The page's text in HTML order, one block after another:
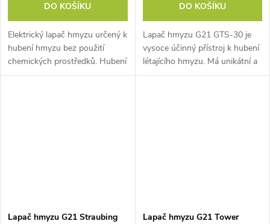
DO KOŠÍKU
Elektrický lapač hmyzu určený k
hubení hmyzu bez použití
chemických prostředků. Hubení
hmyzu vysokým napětím 2500
DO KOŠÍKU
Lapač hmyzu G21 GTS-30 je
vysoce účinný přístroj k hubení
létajícího hmyzu. Má unikátní a
precizně zpracovanou
Lapač hmyzu G21 Straubing Lapač hmyzu G21 Tower